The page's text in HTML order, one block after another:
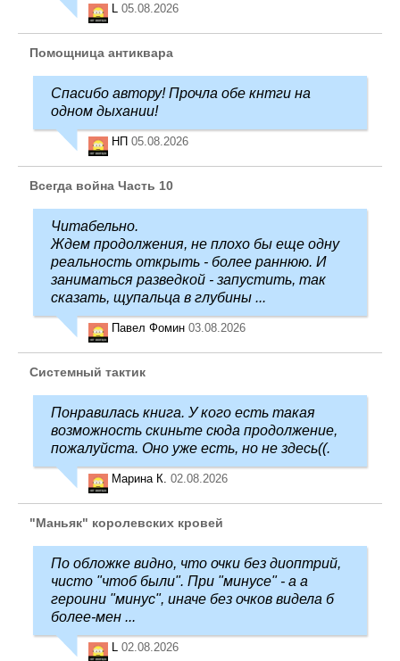
L 05.08.2026
Помощница антиквара
Спасибо автору! Прочла обе кнтги на
одном дыхании!
НП 05.08.2026
Всегда война Часть 10
Читабельно.
Ждем продолжения, не плохо бы еще одну
реальность открыть - более раннюю. И
заниматься разведкой - запустить, так
сказать, щупальца в глубины ...
Павел Фомин 03.08.2026
Системный тактик
Понравилась книга. У кого есть такая
возможность скиньте сюда продолжение,
пожалуйста. Оно уже есть, но не здесь((.
Марина К. 02.08.2026
"Маньяк" королевских кровей
По обложке видно, что очки без диоптрий,
чисто "чтоб были". При "минусе" - а а
героини "минус", иначе без очков видела б
более-мен ...
L 02.08.2026